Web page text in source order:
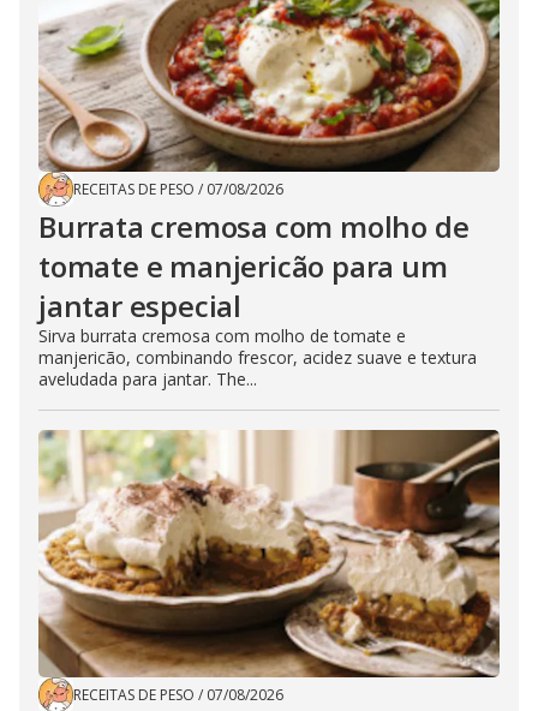
RECEITAS DE PESO / 07/08/2026
Burrata cremosa com molho de
tomate e manjericão para um
jantar especial
Sirva burrata cremosa com molho de tomate e
manjericão, combinando frescor, acidez suave e textura
aveludada para jantar. The...
RECEITAS DE PESO / 07/08/2026